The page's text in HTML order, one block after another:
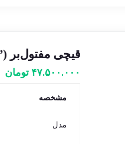
قیچی مفتول‌بر ARM HA ۱۰۵۰mm (۴۲”)–ساخت ژاپن
۴۷.۵۰۰.۰۰۰ تومان
مشخصه
مدل